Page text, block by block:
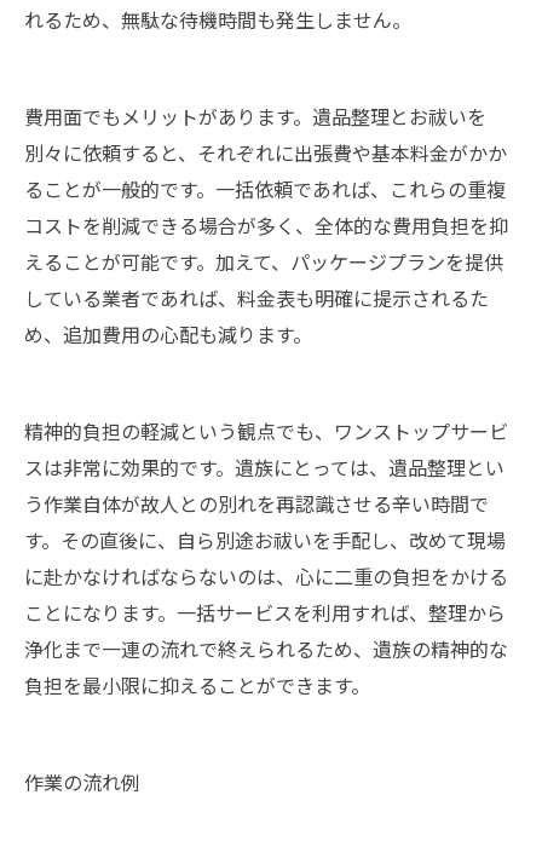
れるため、無駄な待機時間も発生しません。
費用面でもメリットがあります。遺品整理とお祓いを
別々に依頼すると、それぞれに出張費や基本料金がかか
ることが一般的です。一括依頼であれば、これらの重複
コストを削減できる場合が多く、全体的な費用負担を抑
えることが可能です。加えて、パッケージプランを提供
している業者であれば、料金表も明確に提示されるた
め、追加費用の心配も減ります。
精神的負担の軽減という観点でも、ワンストップサービ
スは非常に効果的です。遺族にとっては、遺品整理とい
う作業自体が故人との別れを再認識させる辛い時間で
す。その直後に、自ら別途お祓いを手配し、改めて現場
に赴かなければならないのは、心に二重の負担をかける
ことになります。一括サービスを利用すれば、整理から
浄化まで一連の流れで終えられるため、遺族の精神的な
負担を最小限に抑えることができます。
作業の流れ例